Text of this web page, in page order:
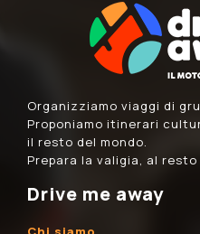
Organizziamo viaggi di
Proponiamo itinerari
il resto del mondo.
Prepara la valigia, al
Drive me away